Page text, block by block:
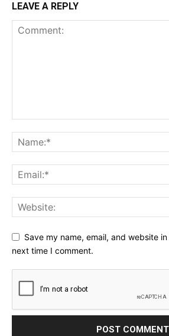
LEAVE A REPLY
Save my name, email, and website
next time I comment.